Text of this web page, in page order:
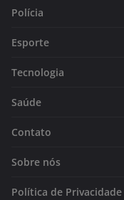
Polícia
Esporte
Tecnologia
Saúde
Contato
Sobre nós
Política de Privacidade